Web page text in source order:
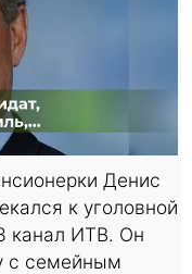
Денис
к уголовной
канал ИТВ. Он
с семейным